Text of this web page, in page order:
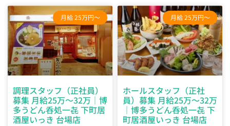
月給 25万円～
調理スタッフ（正社員）
募集 月給25万～32万｜博
多うどん呑処一㐂 下町居
酒屋いっき 台場店
月給 25万円～
ホールスタッフ（正社
員）募集 月給25万～32万
｜博多うどん呑処一㐂 下
町居酒屋いっき 台場店